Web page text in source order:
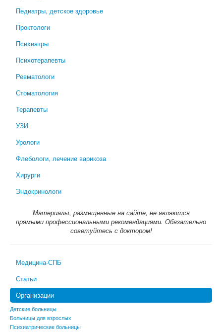
Педиатры, детское здоровье
Проктологи
Психиатры
Психотерапевты
Ревматологи
Стоматология
Терапевты
УЗИ
Урологи
Флебологи, лечение варикоза
Хирурги
Эндокринологи
Материалы, размещенные на сайте, не являются
прямыми профессиональными рекомендациями. Обязательно
советуйтесь с доктором!
Медицина-СПБ
Статьи
Организации
Детские больницы
Больницы для взрослых
Психиатрические больницы